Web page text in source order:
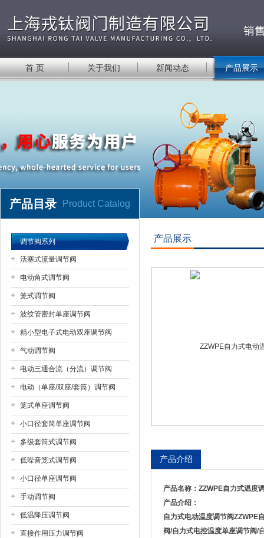
上海戎钛阀门制造有限公司
首 页 关于我们 新闻动态 产品展示
产品目录 Product Catalog
调节阀系列
活塞式流量调节阀
电动角式调节阀
笼式调节阀
波纹管密封单座调节阀
精小型电子式电动双座调节阀
气动调节阀
电动三通合流（分流）调节阀
电动（单座/双座/套筒）调节阀
笼式单座调节阀
小口径套筒单座调节阀
多级套筒式调节阀
低噪音笼式调节阀
小口径单座调节阀
手动调节阀
低温降压调节阀
直接作用压力调节阀
产品展示
产品介绍
产品名称： ZZWPE自力式温度
产品介绍：
自力式电动温度调节阀ZZWPE
阀/自力式电控温度单座调节阀/